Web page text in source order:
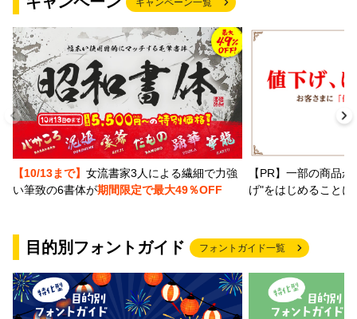
価格帯
〜
リセット
【10/13まで】 女流書家3人による繊細で力強
い筆致の6書体が期間限定で最大49％OFF
【PR】一部の商品
げ"をはじめること
目的別フォントガイド フォントガイド一覧